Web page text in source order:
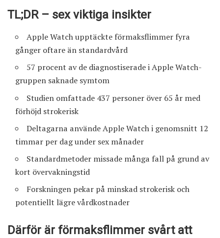
TL;DR – sex viktiga insikter
Apple Watch upptäckte förmaksflimmer fyra
gånger oftare än standardvård
57 procent av de diagnostiserade i Apple Watch-
gruppen saknade symtom
Studien omfattade 437 personer över 65 år med
förhöjd strokerisk
Deltagarna använde Apple Watch i genomsnitt 12
timmar per dag under sex månader
Standardmetoder missade många fall på grund av
kort övervakningstid
Forskningen pekar på minskad strokerisk och
potentiellt lägre vårdkostnader
Därför är förmaksflimmer svårt att